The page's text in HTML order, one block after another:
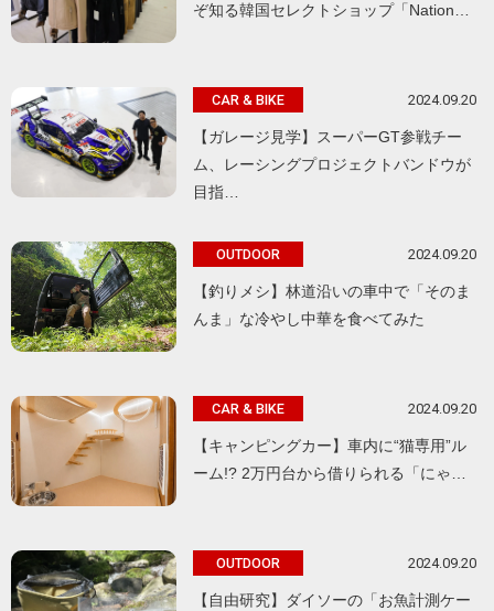
ぞ知る韓国セレクトショップ「Nation…
CAR & BIKE 2024.09.20
【ガレージ見学】スーパーGT参戦チー
ム、レーシングプロジェクトバンドウが
目指…
OUTDOOR 2024.09.20
【釣りメシ】林道沿いの車中で「そのま
んま」な冷やし中華を食べてみた
CAR & BIKE 2024.09.20
【キャンピングカー】車内に“猫専用”ル
ーム!? 2万円台から借りられる「にゃ…
OUTDOOR 2024.09.20
【自由研究】ダイソーの「お魚計測ケー